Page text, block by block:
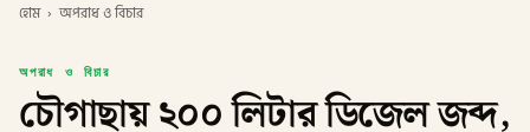
হোম › অপরাধ ও বিচার
অপরাধ ও বিচার
চৌগাছায় ২০০ লিটার ডিজেল জব্দ,